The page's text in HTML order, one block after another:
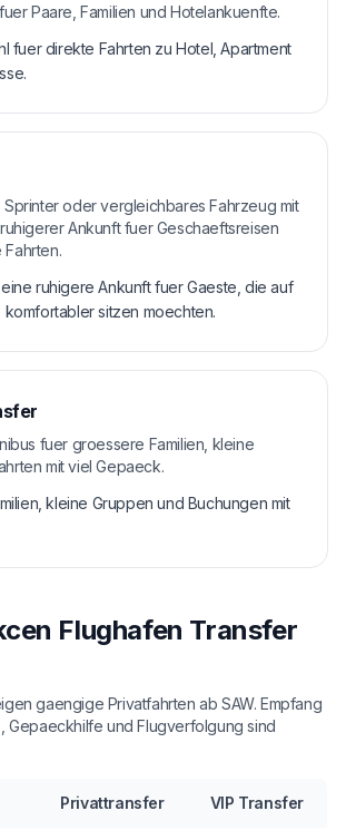
Paare, Familien und Hotelankuenfte.
fuer direkte Fahrten zu Hotel, Apartment
oder vergleichbares Fahrzeug mit
Ankunft fuer Geschaeftsreisen
ruhigere Ankunft fuer Gaeste, die auf
komfortabler sitzen moechten.
fuer groessere Familien, kleine
mit viel Gepaeck.
kleine Gruppen und Buchungen mit
Flughafen Transfer
gaengige Privatfahrten ab SAW. Empfang
Gepaeckhilfe und Flugverfolgung sind
Privattransfer VIP Transfer